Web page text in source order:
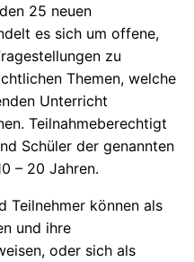
25 neuen
es sich um offene,
zu
Themen, welche
Unterricht
Teilnahmeberechtigt
Schüler der genannten
– 20 Jahren.
Teilnehmer können als
und ihre
oder sich als